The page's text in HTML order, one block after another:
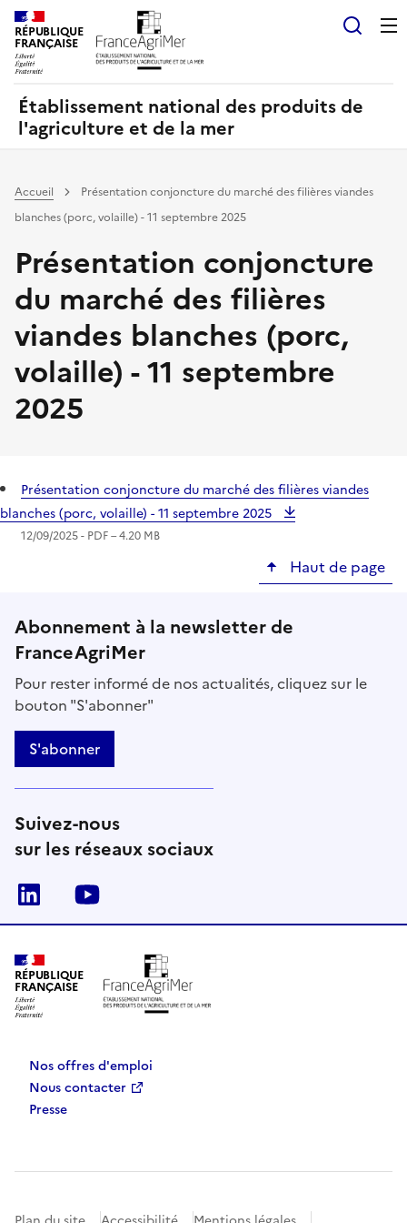
RÉPUBLIQUE
FRANÇAISE
Établissement national des produits de
l'agriculture et de la mer
Accueil
Présentation conjoncture du marché des filières viandes
blanches (porc, volaille) - 11 septembre 2025
Présentation conjoncture
du marché des filières
viandes blanches (porc,
volaille) - 11 septembre
2025
Présentation conjoncture du marché des filières viandes
blanches (porc, volaille) - 11 septembre 2025
12/09/2025 - PDF– 4.20 MB
Haut de page
Abonnement à la newsletter de
FranceAgriMer
Pour rester informé de nos actualités, cliquez sur le
bouton "S'abonner"
S'abonner
Suivez-nous
sur les réseaux sociaux
Linkedin
RÉPUBLIQUE
FRANÇAISE
Nos offres d'emploi
Nous contacter
Presse
Panneau de gestion des cookies